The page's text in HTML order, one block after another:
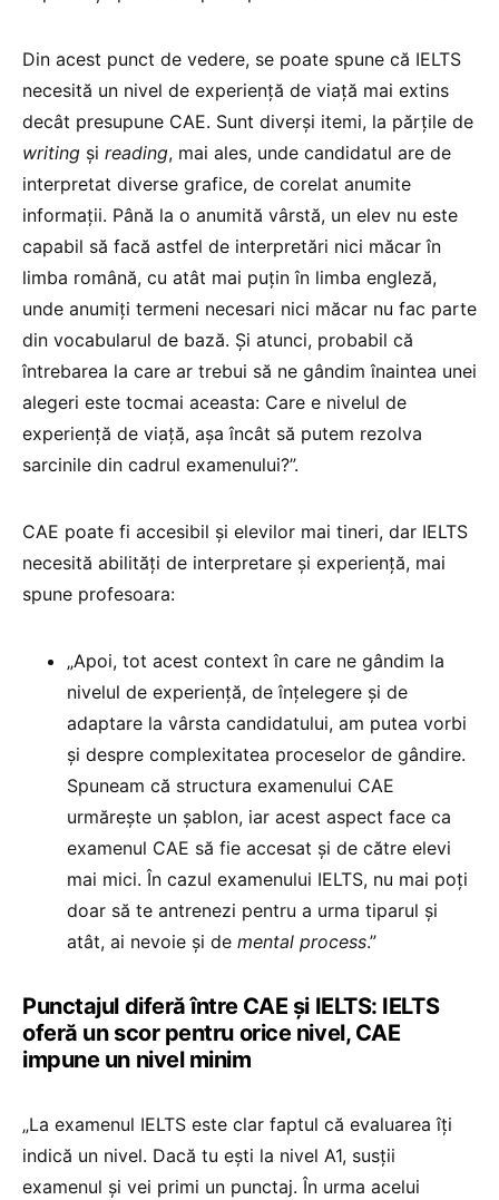
Din acest punct de vedere, se poate spune că IELTS
necesită un nivel de experiență de viață mai extins
decât presupune CAE. Sunt diverși itemi, la părțile de
writing și reading, mai ales, unde candidatul are de
interpretat diverse grafice, de corelat anumite
informații. Până la o anumită vârstă, un elev nu este
capabil să facă astfel de interpretări nici măcar în
limba română, cu atât mai puțin în limba engleză,
unde anumiți termeni necesari nici măcar nu fac parte
din vocabularul de bază. Și atunci, probabil că
întrebarea la care ar trebui să ne gândim înaintea unei
alegeri este tocmai aceasta: Care e nivelul de
experiență de viață, așa încât să putem rezolva
sarcinile din cadrul examenului?”.
CAE poate fi accesibil și elevilor mai tineri, dar IELTS
necesită abilități de interpretare și experiență, mai
spune profesoara:
„Apoi, tot acest context în care ne gândim la
nivelul de experiență, de înțelegere și de
adaptare la vârsta candidatului, am putea vorbi
și despre complexitatea proceselor de gândire.
Spuneam că structura examenului CAE
urmărește un șablon, iar acest aspect face ca
examenul CAE să fie accesat și de către elevi
mai mici. În cazul examenului IELTS, nu mai poți
doar să te antrenezi pentru a urma tiparul și
atât, ai nevoie și de mental process.”
Punctajul diferă între CAE și IELTS: IELTS
oferă un scor pentru orice nivel, CAE
impune un nivel minim
„La examenul IELTS este clar faptul că evaluarea îți
indică un nivel. Dacă tu ești la nivel A1, susții
examenul și vei primi un punctaj. În urma acelui